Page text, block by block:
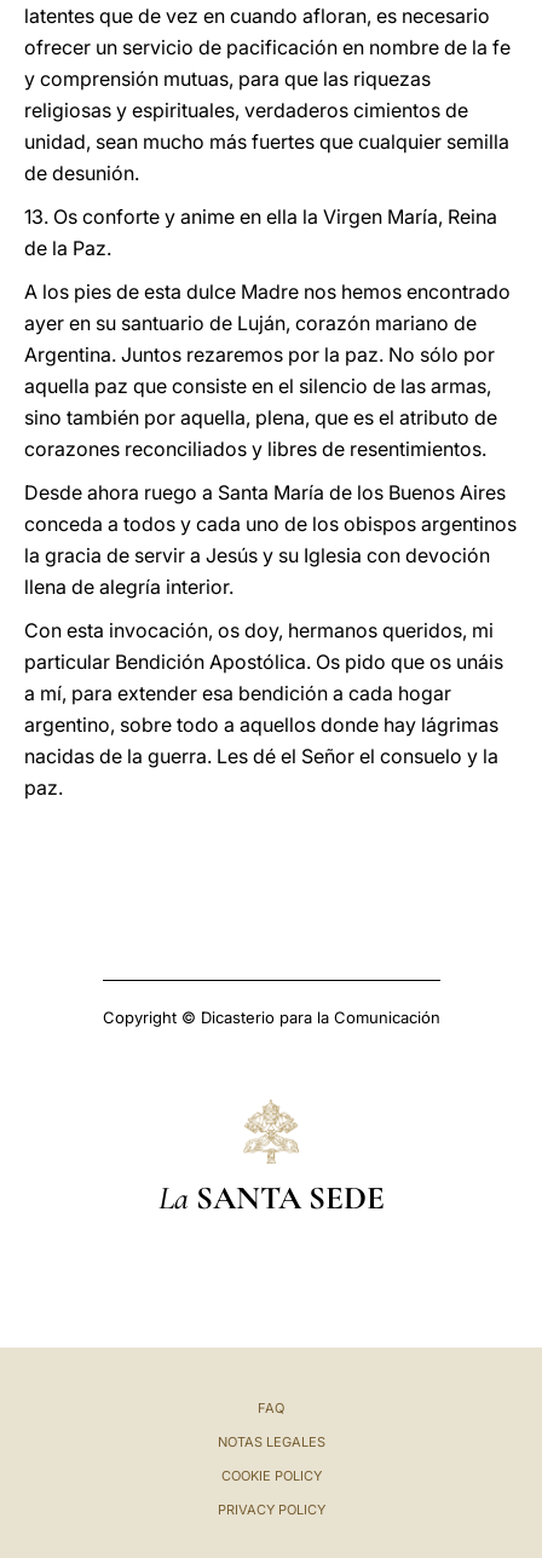
latentes que de vez en cuando afloran, es necesario
ofrecer un servicio de pacificación en nombre de la fe
y comprensión mutuas, para que las riquezas
religiosas y espirituales, verdaderos cimientos de
unidad, sean mucho más fuertes que cualquier semilla
de desunión.
13. Os conforte y anime en ella la Virgen María, Reina
de la Paz.
A los pies de esta dulce Madre nos hemos encontrado
ayer en su santuario de Luján, corazón mariano de
Argentina. Juntos rezaremos por la paz. No sólo por
aquella paz que consiste en el silencio de las armas,
sino también por aquella, plena, que es el atributo de
corazones reconciliados y libres de resentimientos.
Desde ahora ruego a Santa María de los Buenos Aires
conceda a todos y cada uno de los obispos argentinos
la gracia de servir a Jesús y su Iglesia con devoción
llena de alegría interior.
Con esta invocación, os doy, hermanos queridos, mi
particular Bendición Apostólica. Os pido que os unáis
a mí, para extender esa bendición a cada hogar
argentino, sobre todo a aquellos donde hay lágrimas
nacidas de la guerra. Les dé el Señor el consuelo y la
paz.
Copyright © Dicasterio para la Comunicación
La SANTA SEDE
FAQ
NOTAS LEGALES
COOKIE POLICY
PRIVACY POLICY